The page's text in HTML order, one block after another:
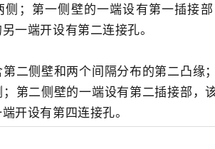
侧；第一侧壁的一端设有第一插接
一端开设有第二连接孔。
二侧壁和两个间隔分布的第二凸缘
第二侧壁的一端设有第二插接部，
开设有第四连接孔。